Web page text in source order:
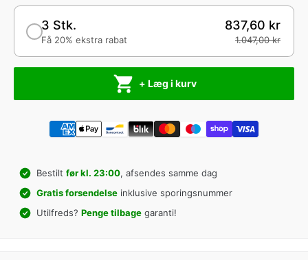
3 Stk.
Få 20% ekstra rabat
837,60 kr
1.047,00 kr
+ Læg i kurv
Bestilt før kl. 23:00, afsendes samme dag
Gratis forsendelseinklusive sporingsnummer
Utilfreds? Penge tilbagegaranti!